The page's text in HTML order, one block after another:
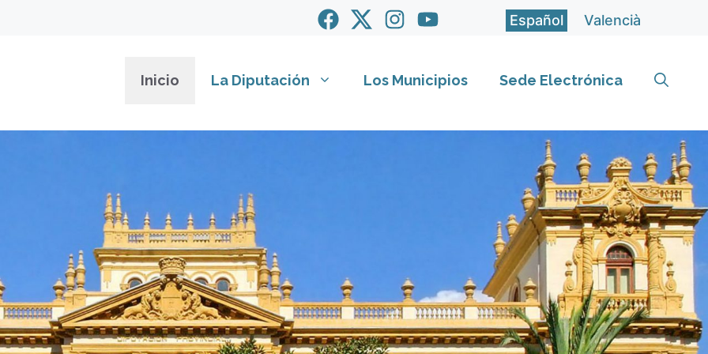
Español Valencià
Inicio La Diputación Los Municipios Sede Electrónica